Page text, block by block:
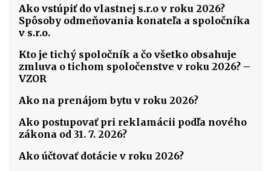
Ako vstúpiť do vlastnej s.r.o v roku 2026?
Spôsoby odmeňovania konateľa a spoločníka
v s.r.o.
Kto je tichý spoločník a čo všetko obsahuje
zmluva o tichom spoločenstve v roku 2026? –
VZOR
Ako na prenájom bytu v roku 2026?
Ako postupovať pri reklamácii podľa nového
zákona od 31. 7. 2026?
Ako účtovať dotácie v roku 2026?